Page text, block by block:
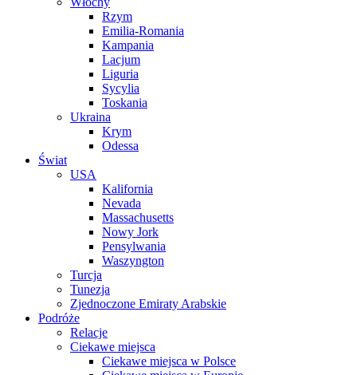
Rzym
Emilia-Romania
Kampania
Lacjum
Liguria
Sycylia
Toskania
Ukraina
Krym
Odessa
Świat
USA
Kalifornia
Nevada
Massachusetts
Nowy Jork
Pensylwania
Waszyngton
Turcja
Tunezja
Zjednoczone Emiraty Arabskie
Podróże
Relacje
Ciekawe miejsca
Ciekawe miejsca w Polsce